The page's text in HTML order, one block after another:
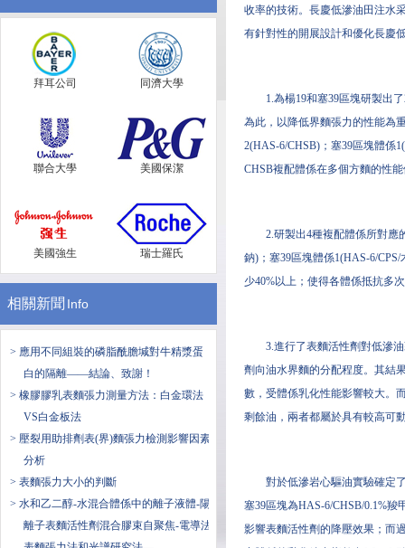
拜耳公司 同濟大學
聯合大學 美國保潔
美國強生 瑞士羅氏
相關新聞 Info
> 應用不同組裝的磷脂酰膽堿對牛精漿蛋
白的隔離——結論、致謝！
> 橡膠膠乳表麵張力測量方法：白金環法
VS白金板法
> 壓裂用助排劑表(界)麵張力檢測影響因素
分析
> 表麵張力大小的判斷
> 水和乙二醇-水混合體係中的離子液體-陽
離子表麵活性劑混合膠束自聚焦-電導法
收率的技術。長慶低滲油田注水
有針對性的開展設計和優化長慶
1.為楊19和塞39區塊研製出
為此，以降低界麵張力的性能為
2(HAS-6/CHSB)；塞39區塊體係
CHSB複配體係在多個方麵的性
2.研製出4種複配體係所對應
鈉)；塞39區塊體係1(HAS-6/
少40%以上；使得各體係抵抗多
3.進行了表麵活性劑對低滲
劑向油水界麵的分配程度。其結
數，受體係乳化性能影響較大。
剩餘油，兩者都屬於具有較高可
對於低滲岩心驅油實驗確定
塞39區塊為HAS-6/CHSB/0.1%
影響表麵活性劑的降壓效果；而